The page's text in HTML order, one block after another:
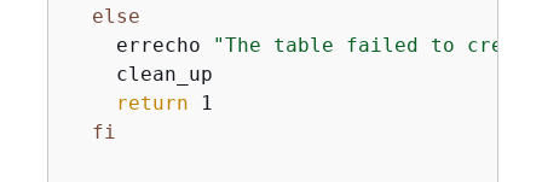
else
    errecho
"The table failed to
    clean_up
return 1
fi